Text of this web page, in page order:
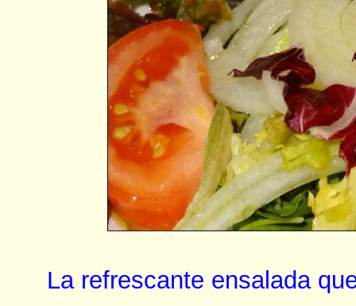
La refrescante ensalada